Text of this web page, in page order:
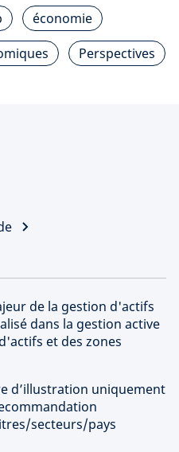
économie
Perspectives
de la gestion d'actifs
dans la gestion active
et des zones
d’illustration uniquement
secteurs/pays